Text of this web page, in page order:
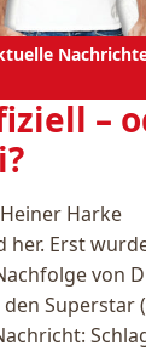
–
Harke
her. Erst
von
Superstar